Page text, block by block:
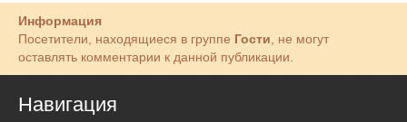
Информация
Посетители, находящиеся в группе Гости , не могут
оставлять комментарии к данной публикации.
Навигация